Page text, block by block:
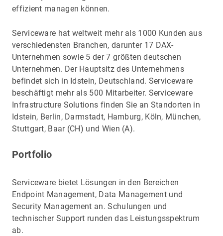
effizient managen können.
Serviceware hat weltweit mehr als 1000 Kunden aus
verschiedensten Branchen, darunter 17 DAX-
Unternehmen sowie 5 der 7 größten deutschen
Unternehmen. Der Hauptsitz des Unternehmens
befindet sich in Idstein, Deutschland. Serviceware
beschäftigt mehr als 500 Mitarbeiter. Serviceware
Infrastructure Solutions finden Sie an Standorten in
Idstein, Berlin, Darmstadt, Hamburg, Köln, München,
Stuttgart, Baar (CH) und Wien (A).
Portfolio
Serviceware bietet Lösungen in den Bereichen
Endpoint Management, Data Management und
Security Management an. Schulungen und
technischer Support runden das Leistungsspektrum
ab.